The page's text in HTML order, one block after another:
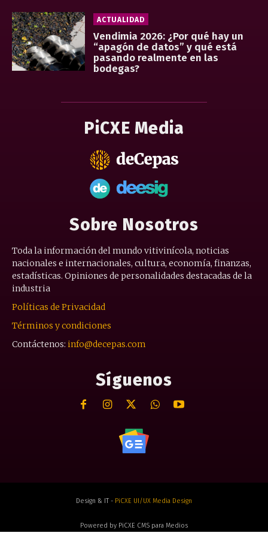
ACTUALIDAD
Vendimia 2026: ¿Por qué hay un
“apagón de datos” y qué está
pasando realmente en las
bodegas?
PiCXE Media
Sobre Nosotros
Toda la información del mundo vitivinícola, noticias
nacionales e internacionales, cultura, economía, finanzas,
estadísticas. Opiniones de personalidades destacadas de la
industria
Políticas de Privacidad
Términos y condiciones
Contáctenos: info@decepas.com
Síguenos
Design & IT - PiCXE UI/UX Media Design
Powered by PiCXE CMS para Medios